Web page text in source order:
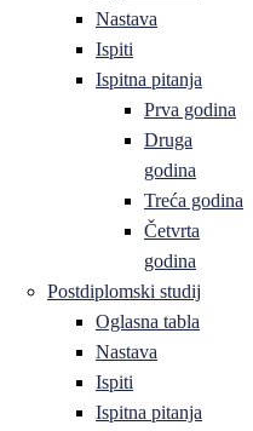
Nastava
Ispiti
Ispitna pitanja
Prva godina
Druga
godina
Treća godina
Četvrta
godina
Postdiplomski studij
Oglasna tabla
Nastava
Ispiti
Ispitna pitanja